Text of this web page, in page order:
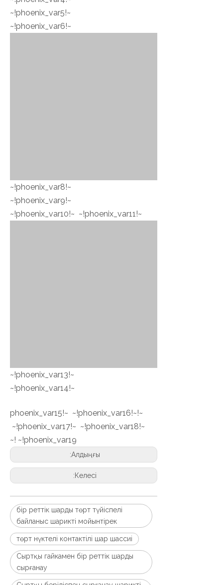
~!phoenix_var5!~
~!phoenix_var6!~
~!phoenix_var8!~
~!phoenix_var9!~
~!phoenix_var10!~ ~!phoenix_var11!~
~!phoenix_var13!~
~!phoenix_var14!~
~!phoenix_var15!~ ~!phoenix_var16!~
~!phoenix_var17!~ ~!phoenix_var18!~
~!phoenix_var19!~
Алдыңғы:
Келесі:
бір реттік шарды төрт түйіспелі
байланыс шарикті мойынтірек
төрт нүктелі контактілі шар шассиі
Сыртқы гайкамен бір реттік шарды
сырғанау